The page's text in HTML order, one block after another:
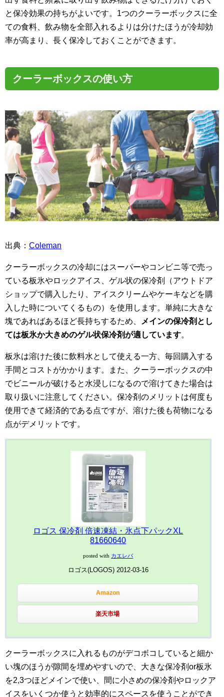
と保冷効果の持ちがよいです。1つのクーラーボックスに全
ての食料、飲み物を全部入れるよりは分けたほうが冷却効
率が高まり、長く保冷しておくことができます。
クーラーボックスの使い方
出典： Coleman
クーラーボックスの冷却にはスーパーやコンビニ等で売っ
ている板氷やロックアイス、ゲル状の保冷剤（アウトドア
ショップで購入したり、アイスクリームやケーキなどを購
入した時についてくるもの）を使用します。単純に大きな
塊であればあるほど長持ちするため、
メインの保冷剤とし
ては板氷か大きめのゲル状保冷剤が適しています。
板氷は溶けた後に飲料水として使える一方、毎回購入する
手間とコストがかかります。また、クーラーボックスの中
でビニールが破けると水浸しになるので溶けてきた場合は
取り扱いに注意してください。保冷剤のメリットは何度も
使用できて経済的である点ですが、溶けた後も荷物になる
点がデメリットです。
ロゴス 保冷剤 倍速凍結・氷点下パックXL
81660640
posted with カエレバ
ロゴス(LOGOS) 2012-03-16
Amazon
楽天市場
クーラーボックスに入れるものがデコボコしていると細か
い塊のほうが隙間を埋めやすいので、大きな保冷剤or板氷
を2,3つほどメインで使い、間に小さめの保冷剤やロックア
イスをいくつか使うと効率的にスペースを使うことができ